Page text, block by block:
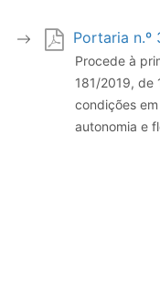
Portaria n.º
Procede à
181/2019, de
condições
autonomia e